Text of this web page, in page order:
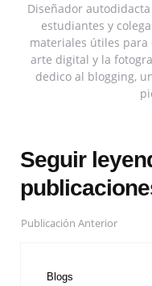
Diseñador
estudiantes y
materiales útiles
arte digital y la
dedico al blogging,
Seguir
Publicación Anterior
Blogs